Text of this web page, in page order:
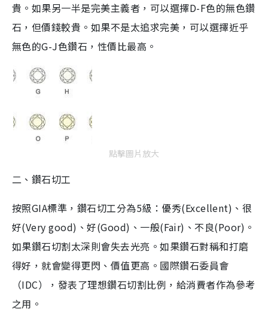
貴。如果另一半是完美主義者，可以選擇D-F色的無色鑽
石，但價錢較貴。如果不是太追求完美，可以選擇近乎
無色的G-J色鑽石，性價比最高。
點擊圖片放大
二、鑽石切工
按照GIA標準，鑽石切工分為5級：優秀(Excellent)、很
好(Very good)、好(Good)、一般(Fair)、不良(Poor)。
如果鑽石切割太深則會失去光亮。如果鑽石對稱和打磨
得好，就會變得更閃、價值更高。國際鑽石委員會
（IDC），發表了理想鑽石切割比例，給消費者作為參考
之用。